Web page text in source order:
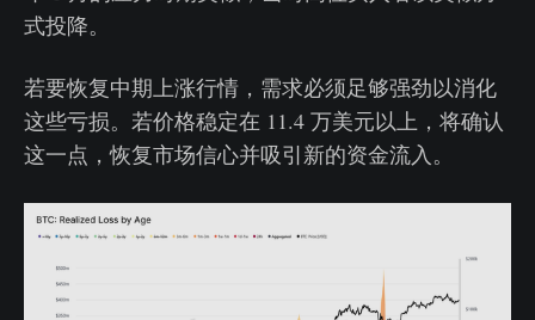
式投降。
若要恢复中期上涨行情，需求必须足够强劲以消化
这些亏损。若价格稳定在 11.4 万美元以上，将确认
这一点，恢复市场信心并吸引新的资金流入。